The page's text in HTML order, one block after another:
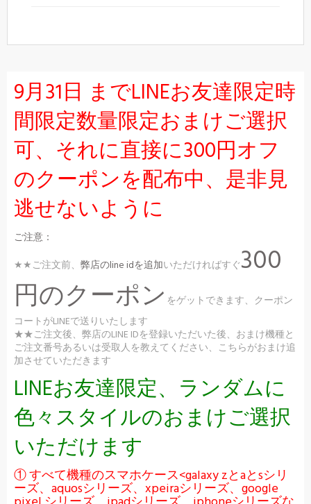
9月31日 までLINEお友達限定時
間限定数量限定おまけご選択
可、それに直接に300円オフ
のクーポンを配布中、是非見
逃せないように
ご注意：
★★ご注文前、 弊店のline idを追加いただければすぐ300
円のクーポン をゲットできます、クーポン
コートがLINEで送りいたします
★★ご注文後、弊店のLINE IDを登録いただいた後、おまけ機種と
ご注文番号あるいは受取人を教えてください、こちらがおまけ追
加させていただきます
LINEお友達限定、ランダムに
色々スタイルのおまけご選択
いただけます
① すべて機種のスマホケース<galaxy zとaとsシリ
ーズ、aquosシリーズ、xpeiraシリーズ、google